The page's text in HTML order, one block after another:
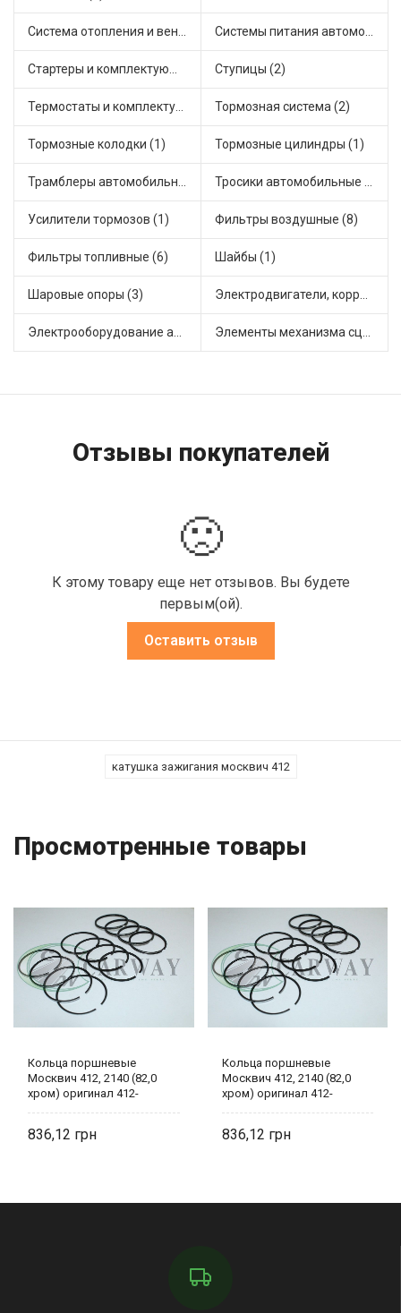
Система отопления и вентиляции (2) Системы питания автомобиля (1)
Стартеры и комплектующие (7) Ступицы (2)
Термостаты и комплектующие системы охлаждения (2) Тормозная система (2)
Тормозные колодки (1) Тормозные цилиндры (1)
Трамблеры автомобильные (5) Тросики автомобильные (2)
Усилители тормозов (1) Фильтры воздушные (8)
Фильтры топливные (6) Шайбы (1)
Шаровые опоры (3) Электродвигатели, корректоры и приводы автомобильн (1)
Электрооборудование автомобилей (3) Элементы механизма сцепления (3)
Отзывы покупателей
🙁
К этому товару еще нет отзывов. Вы будете
первым(ой).
Оставить отзыв
катушка зажигания москвич 412
Просмотренные товары
Кольца поршневые
Москвич 412, 2140 (82,0
хром) оригинал 412-
836,12
Кольца поршневые
Москвич 412, 2140 (82,0
хром) оригинал 412-
836,12